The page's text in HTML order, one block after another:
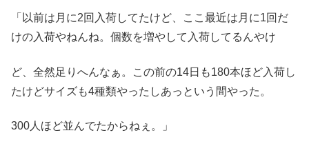
「以前は月に2回入荷してたけど、ここ最近は月に1回だ
けの入荷やねんね。個数を増やして入荷してるんやけ
ど、全然足りへんなぁ。この前の14日も180本ほど入荷し
たけどサイズも4種類やったしあっという間やった。
300人ほど並んでたからねぇ。」